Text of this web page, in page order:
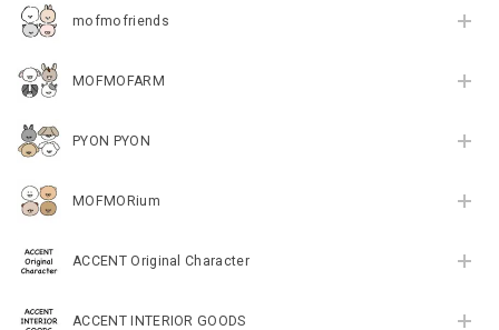
mofmofriends
MOFMOFARM
PYON PYON
MOFMORium
ACCENT Original Character
ACCENT INTERIOR GOODS